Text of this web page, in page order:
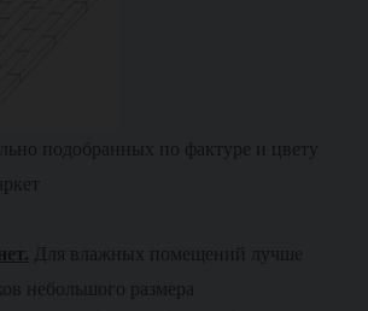
подобранных по фактуре и цвету
Для влажных помещений лучше
небольшого размера